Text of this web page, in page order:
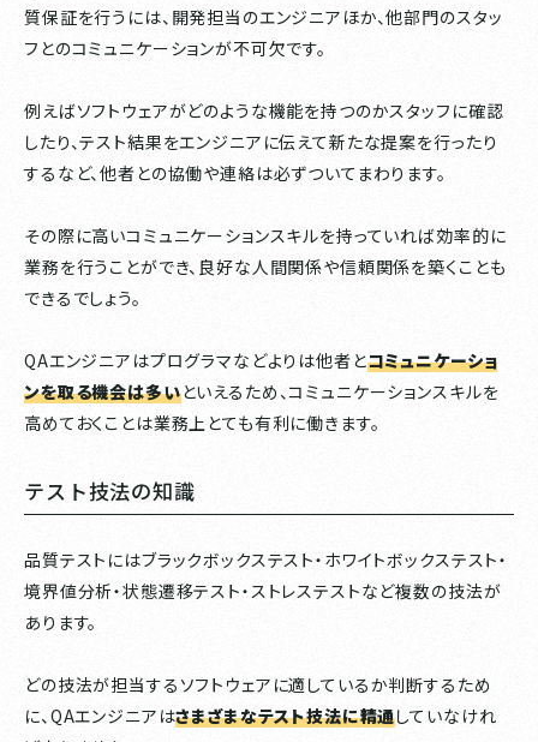
質保証を行うには、開発担当のエンジニアほか、他部門のスタッ
フとのコミュニケーションが不可欠です。
例えばソフトウェアがどのような機能を持つのかスタッフに確認
したり、テスト結果をエンジニアに伝えて新たな提案を行ったり
するなど、他者との協働や連絡は必ずついてまわります。
その際に高いコミュニケーションスキルを持っていれば効率的に
業務を行うことができ、良好な人間関係や信頼関係を築くことも
できるでしょう。
QAエンジニアはプログラマなどよりは他者とコミュニケーショ
ンを取る機会は多いといえるため、コミュニケーションスキルを
高めておくことは業務上とても有利に働きます。
テスト技法の知識
品質テストにはブラックボックステスト・ホワイトボックステスト・
境界値分析・状態遷移テスト・ストレステストなど複数の技法が
あります。
どの技法が担当するソフトウェアに適しているか判断するため
に、QAエンジニアはさまざまなテスト技法に精通していなけれ